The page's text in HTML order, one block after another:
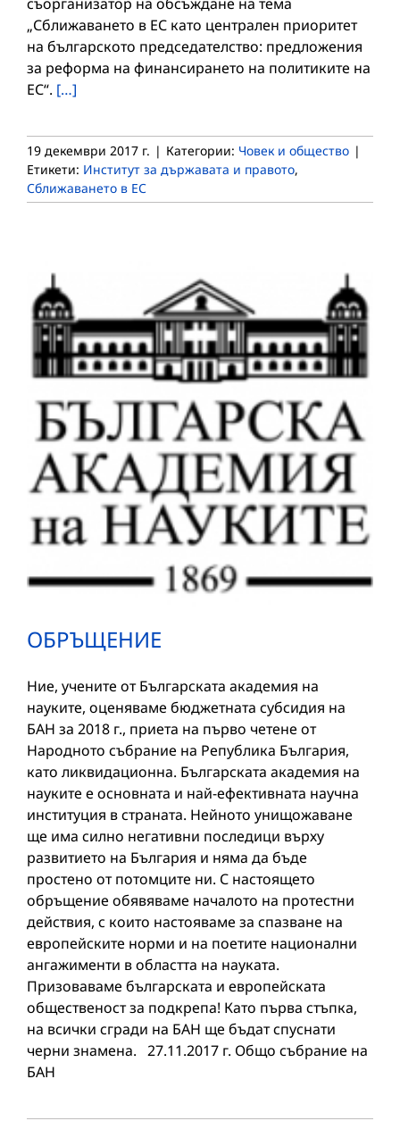
съорганизатор на обсъждане на тема
„Сближаването в ЕС като централен приоритет
на българското председателство: предложения
за реформа на финансирането на политиките на
ЕС“. […]
19 декември 2017 г. | Категории: Човек и общество |
Етикети: Институт за държавата и правото,
Сближаването в ЕС
ОБРЪЩЕНИЕ
Ние, учените от Българската академия на
науките, оценяваме бюджетната субсидия на
БАН за 2018 г., приета на първо четене от
Народното събрание на Република България,
като ликвидационна. Българската академия на
науките е основната и най-ефективната научна
институция в страната. Нейното унищожаване
ще има силно негативни последици върху
развитието на България и няма да бъде
простено от потомците ни. С настоящето
обръщение обявяваме началото на протестни
действия, с които настояваме за спазване на
европейските норми и на поетите национални
ангажименти в областта на науката.
Призоваваме българската и европейската
общественост за подкрепа! Като първа стъпка,
на всички сгради на БАН ще бъдат спуснати
черни знамена. 27.11.2017 г. Общо събрание на
БАН